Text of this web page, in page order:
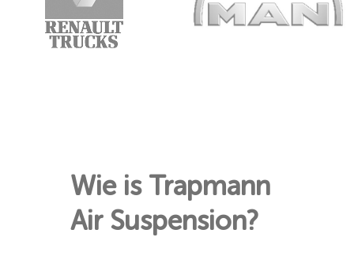
Wie is Trapmann
Air Suspension?